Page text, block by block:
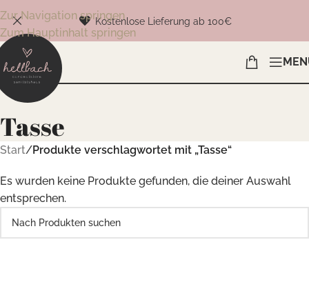
Zur Navigation springen
Zum Hauptinhalt springen
Kostenlose Lieferung ab 100€
Tasse
Start/Produkte verschlagwortet mit „Tasse“
Es wurden keine Produkte gefunden, die deiner Auswahl
entsprechen.